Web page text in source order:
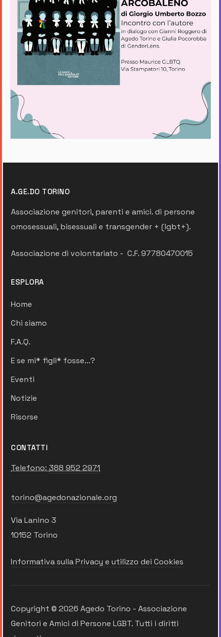
A.GE.DO TORINO
Associazione genitori, parenti e amici. di persone
omosessuali, bisessuali e transgender + (lgbt+).
Associazione di volontariato - C.F. 97780470015
ESPLORA
Home
Chi siamo
F.A.Q.
E se mi* figli* fosse...?
Eventi
Notizie
Risorse
CONTATTI
Telefono: 388 952 2971
torino@agedonazionale.org
Via Lanino 3
10152 Torino
Informativa sulla Privacy e utilizzo dei Cookies
Copyright © 2026 Agedo Torino - Associazione
Genitori e Amici di Persone LGBT. Tutti i diritti